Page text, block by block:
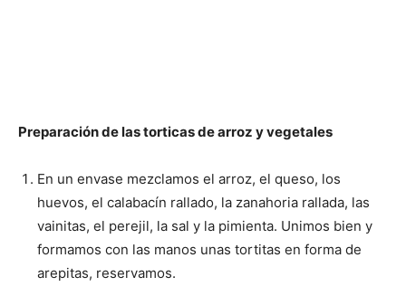
Preparación de las torticas de arroz y vegetales
En un envase mezclamos el arroz, el queso, los
huevos, el calabacín rallado, la zanahoria rallada, las
vainitas, el perejil, la sal y la pimienta. Unimos bien y
formamos con las manos unas tortitas en forma de
arepitas, reservamos.